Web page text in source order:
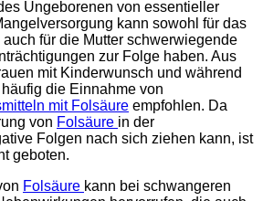
Ungeborenen von essentieller
kann sowohl für das
für die Mutter schwerwiegende
zur Folge haben. Aus
mit Kinderwunsch und während
die Einnahme von
mit Folsäure empfohlen. Da
von Folsäure in der
Folgen nach sich ziehen kann, ist
geboten.
Folsäure kann bei schwangeren